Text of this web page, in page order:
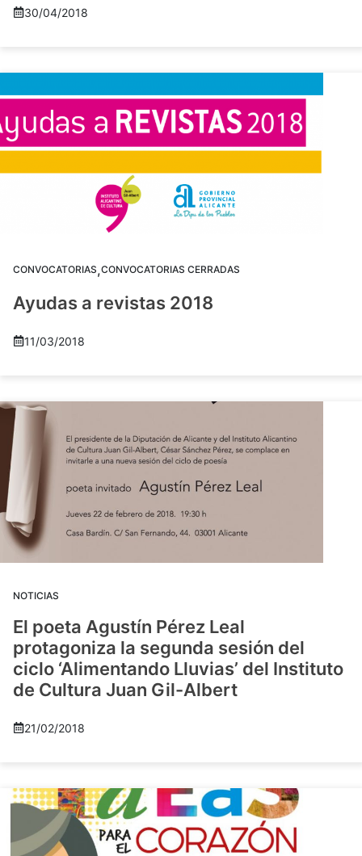
30/04/2018
CONVOCATORIAS,CONVOCATORIAS CERRADAS
Ayudas a revistas 2018
11/03/2018
NOTICIAS
El poeta Agustín Pérez Leal
protagoniza la segunda sesión del
ciclo ‘Alimentando Lluvias’ del Instituto
de Cultura Juan Gil-Albert
21/02/2018